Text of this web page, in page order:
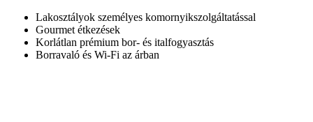
Lakosztályok személyes komornyikszolgáltatással
Gourmet étkezések
Korlátlan prémium bor- és italfogyasztás
Borravaló és Wi-Fi az árban